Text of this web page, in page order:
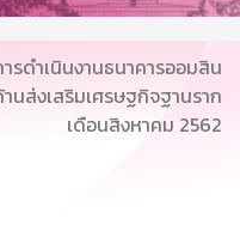
รดำเนินงานธนาคารออมสิน
นส่งเสริมเศรษฐกิจฐานราก
เดือนสิงหาคม 2562